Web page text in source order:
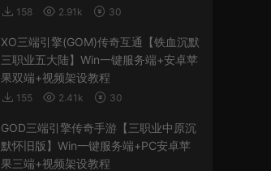
158 2.91k 30
XO三端引擎(GOM)传奇互通【铁血沉默
三职业五大陆】Win一键服务端+安卓苹
果双端+视频架设教程
155 2.41k 30
GOD三端引擎传奇手游【三职业中原沉
默怀旧版】Win一键服务端+PC安卓苹
果三端+视频架设教程